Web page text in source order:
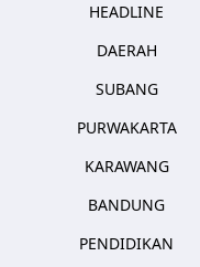
HEADLINE
DAERAH
SUBANG
PURWAKARTA
KARAWANG
BANDUNG
PENDIDIKAN